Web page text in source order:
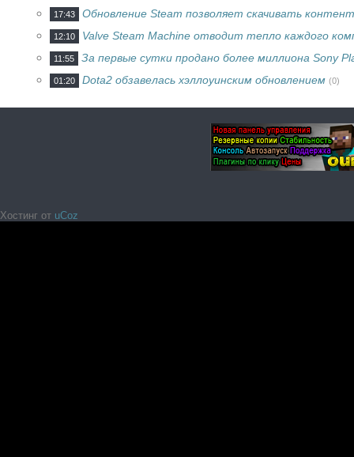
17:43 Обновление Steam позволяет скачивать
12:10 Valve Steam Machine отводит тепло каждого
11:55 За первые сутки продано более миллиона Sony
01:20 Dota2 обзавелась хэллоуинским обновлением (0)
Хостинг от uCoz